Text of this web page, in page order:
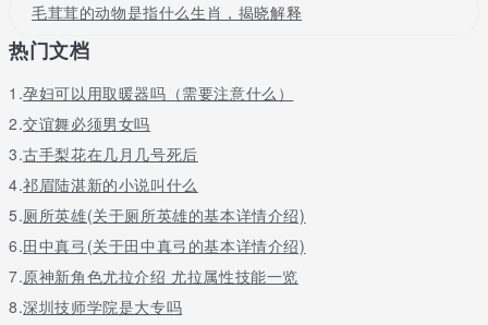
毛茸茸的动物是指什么生肖，揭晓解释
热门文档
1.孕妇可以用取暖器吗（需要注意什么）
2.交谊舞必须男女吗
3.古手梨花在几月几号死后
4.祁眉陆湛新的小说叫什么
5.厕所英雄(关于厕所英雄的基本详情介绍)
6.田中真弓(关于田中真弓的基本详情介绍)
7.原神新角色尤拉介绍 尤拉属性技能一览
8.深圳技师学院是大专吗